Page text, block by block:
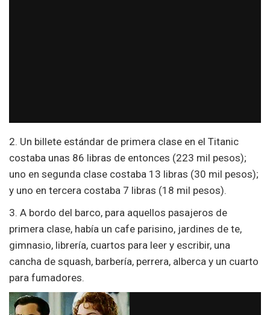
2. Un billete estándar de primera clase en el Titanic
costaba unas 86 libras de entonces (223 mil pesos);
uno en segunda clase costaba 13 libras (30 mil pesos);
y uno en tercera costaba 7 libras (18 mil pesos).
3. A bordo del barco, para aquellos pasajeros de
primera clase, había un cafe parisino, jardines de te,
gimnasio, librería, cuartos para leer y escribir, una
cancha de squash, barbería, perrera, alberca y un cuarto
para fumadores.